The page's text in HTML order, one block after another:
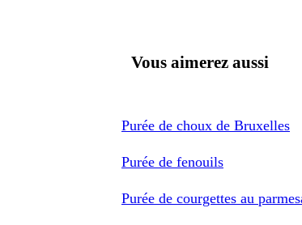
Vous aimerez aussi
Purée de choux de Bruxelles
Purée de fenouils
Purée de courgettes au